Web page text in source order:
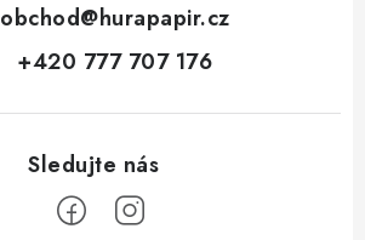
obchod@hurapapir.cz
+420 777 707 176